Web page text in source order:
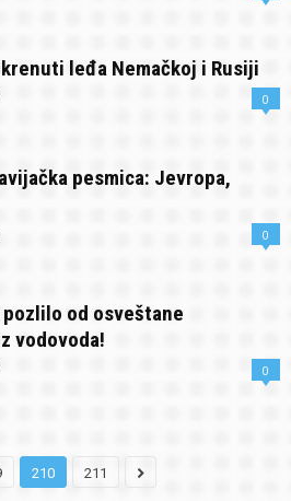
leđa Nemačkoj i Rusiji
0
pesmica: Jevropa,
0
od osveštane
vodovoda!
0
210 211